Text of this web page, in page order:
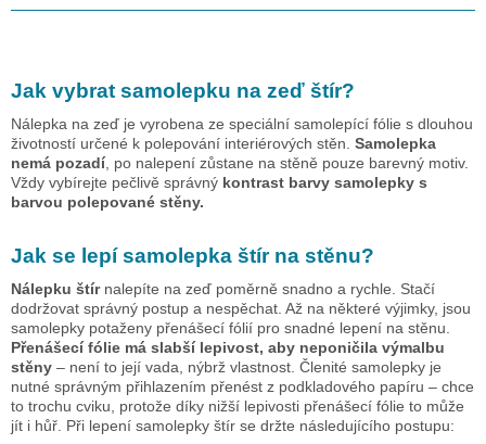
Jak vybrat samolepku na zeď štír?
Nálepka na zeď je vyrobena ze speciální samolepící fólie s dlouhou
životností určené k polepování interiérových stěn. Samolepka
nemá pozadí, po nalepení zůstane na stěně pouze barevný motiv.
Vždy vybírejte pečlivě správný kontrast barvy samolepky s
barvou polepované stěny.
Jak se lepí samolepka štírna stěnu?
Nálepku štírnalepíte na zeď poměrně snadno a rychle. Stačí
dodržovat správný postup a nespěchat. Až na některé výjimky, jsou
samolepky potaženy přenášecí fólií pro snadné lepení na stěnu.
Přenášecí fólie má slabší lepivost, aby neponičila výmalbu
stěny – není to její vada, nýbrž vlastnost. Členité samolepky je
nutné správným přihlazením přenést z podkladového papíru – chce
to trochu cviku, protože díky nižší lepivosti přenášecí fólie to může
jít i hůř. Při lepení samolepky štír se držte následujícího postupu: